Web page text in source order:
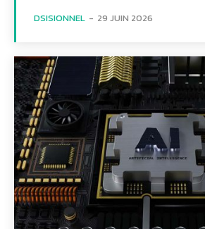
DSISIONNEL - 29 JUIN 2026